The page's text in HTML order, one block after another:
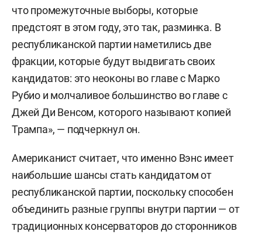
что промежуточные выборы, которые
предстоят в этом году, это так, разминка. В
республиканской партии наметились две
фракции, которые будут выдвигать своих
кандидатов: это неоконы во главе с Марко
Рубио и молчаливое большинство во главе с
Джей Ди Венсом, которого называют копией
Трампа», — подчеркнул он.
Американист считает, что именно Вэнс имеет
наибольшие шансы стать кандидатом от
республиканской партии, поскольку способен
объединить разные группы внутри партии — от
традиционных консерваторов до сторонников